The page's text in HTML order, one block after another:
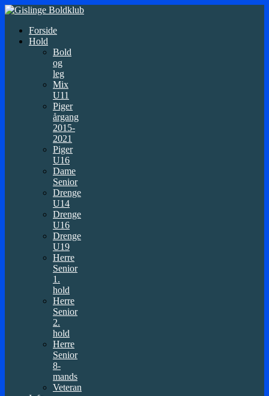
Forside
Hold
Bold
og
leg
Mix
U11
Piger
årgang
2015-
2021
Piger
U16
Dame
Senior
Drenge
U14
Drenge
U16
Drenge
U19
Herre
Senior
1.
hold
Herre
Senior
2.
hold
Herre
Senior
8-
mands
Veteran